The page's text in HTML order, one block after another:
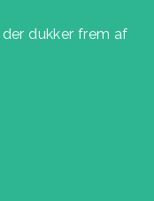
dukker frem af